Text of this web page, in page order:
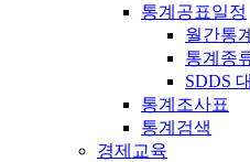
통계공표일정
월간통
통계종
SDDS
통계조사표
통계검색
경제교육